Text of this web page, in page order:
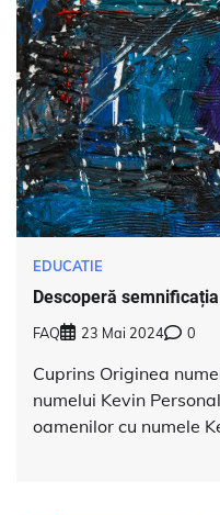
EDUCATIE
Descoperă
FAQ 23 Mai 2024 0
Cuprins Originea
numelui Kevin
oamenilor cu numele